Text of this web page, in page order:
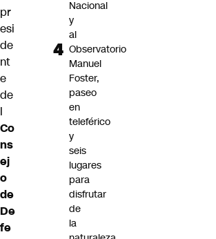
pr
esi
de
nt
e
de
l
Co
ns
ej
o
de
De
fe
Nacional
y
al
Observatorio
Manuel
Foster,
paseo
en
teleférico
y
seis
lugares
para
disfrutar
de
la